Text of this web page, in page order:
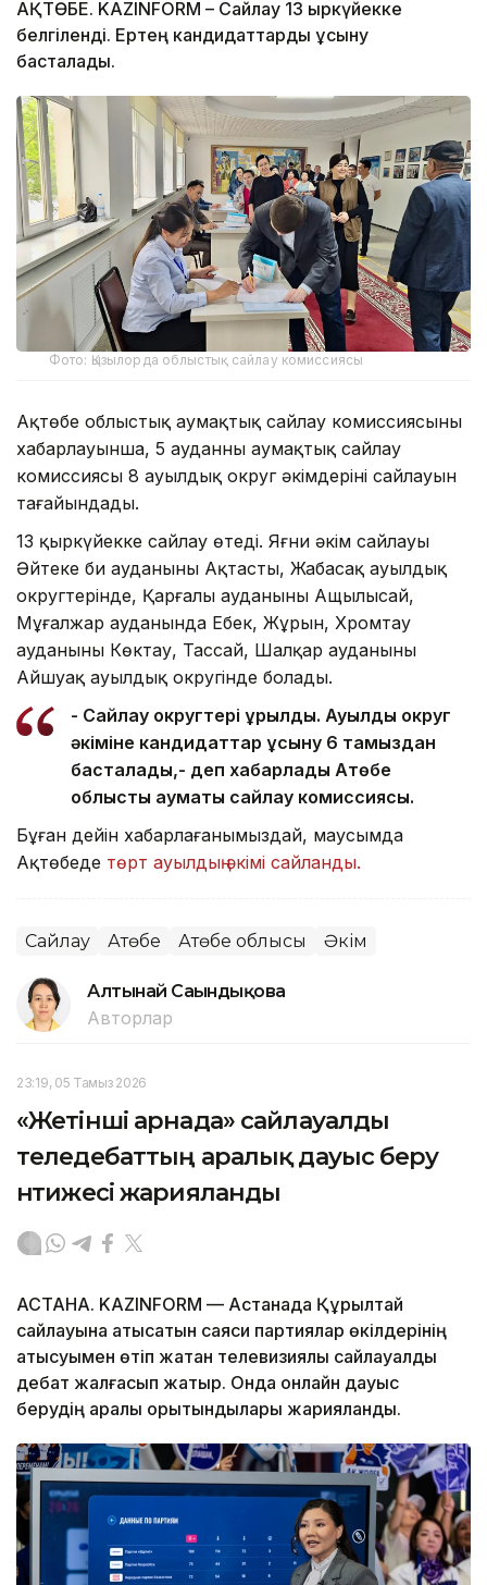
АҚТӨБЕ. KAZINFORM – Сайлау 13 қыркүйекке
белгіленді. Ертең кандидаттарды ұсыну
басталады.
Фото: Қызылорда облыстық сайлау комиссиясы
Ақтөбе облыстық аумақтық сайлау комиссиясының
хабарлауынша, 5 ауданның аумақтық сайлау
комиссиясы 8 ауылдық округ әкімдерінің сайлауын
тағайындады.
13 қыркүйекке сайлау өтеді. Яғни әкім сайлауы
Әйтеке би ауданының Ақтасты, Жабасақ ауылдық
округтерінде, Қарғалы ауданының Ащылысай,
Мұғалжар ауданында Еңбек, Жұрын, Хромтау
ауданының Көктау, Тассай, Шалқар ауданының
Айшуақ ауылдық округінде болады.
- Сайлау округтері құрылды. Ауылдық округ
әкіміне кандидаттар ұсыну 6 тамыздан
басталады,- деп хабарлады Ақтөбе
облыстық аумақтық сайлау комиссиясы.
Бұған дейін хабарлағанымыздай, маусымда
Ақтөбеде төрт ауылдың әкімі сайланды.
Сайлау Ақтөбе Ақтөбе облысы Әкім
Алтынай Сағындықова
Авторлар
23:19, 05 Тамыз 2026
«Жетінші арнада» сайлауалды
теледебаттың аралық дауыс беру
нәтижесі жарияланды
АСТАНА. KAZINFORM — Астанада Құрылтай
сайлауына қатысатын саяси партиялар өкілдерінің
қатысуымен өтіп жатқан телевизиялық сайлауалды
дебат жалғасып жатыр. Онда онлайн дауыс
берудің аралық қорытындылары жарияланды.